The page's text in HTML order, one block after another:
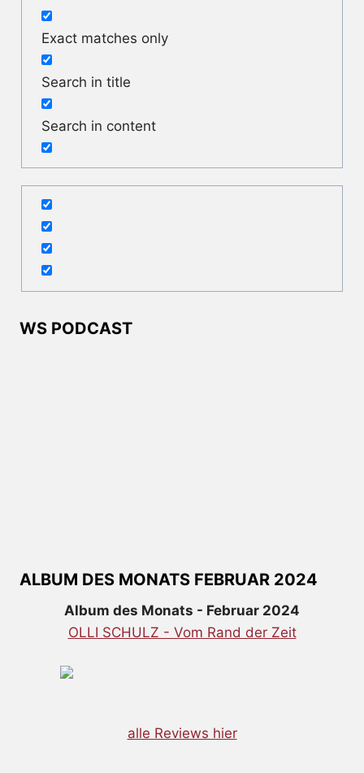
Exact matches only
Search in title
Search in content
WS PODCAST
ALBUM DES MONATS FEBRUAR 2024
Album des Monats - Februar 2024
OLLI SCHULZ - Vom Rand der Zeit
alle Reviews hier